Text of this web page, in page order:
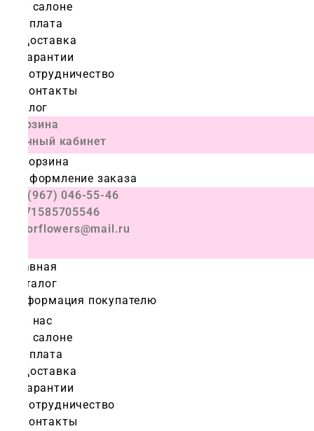
О салоне
Оплата
Доставка
Гарантии
Сотрудничество
Контакты
Блог
Корзина
Личный кабинет
Корзина
Оформление заказа
+7 (967) 046-55-46
+971585705546
colorflowers@mail.ru
Главная
Каталог
Информация покупателю
О нас
О салоне
Оплата
Доставка
Гарантии
Сотрудничество
Контакты